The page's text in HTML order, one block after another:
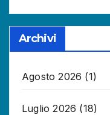
Archivi
Agosto 2026 (1)
Luglio 2026 (18)